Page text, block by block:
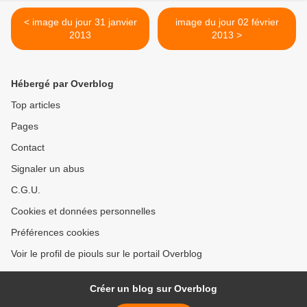
< image du jour 31 janvier
2013
image du jour 02 février
2013 >
Hébergé par Overblog
Top articles
Pages
Contact
Signaler un abus
C.G.U.
Cookies et données personnelles
Préférences cookies
Voir le profil de piouls sur le portail Overblog
Créer un blog sur Overblog